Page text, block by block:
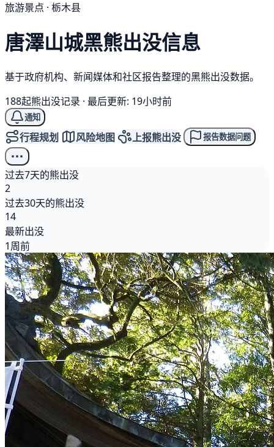
旅游景点 · 栃木县
唐澤山城黑熊出没信息
基于政府机构、新闻媒体和社区报告整理的黑熊出没数据。
188起熊出没记录 · 最后更新: 19小时前
通知
行程规划 风险地图 上报熊出没 报告数据问题
过去7天的熊出没
2
过去30天的熊出没
14
最新出没
1周前